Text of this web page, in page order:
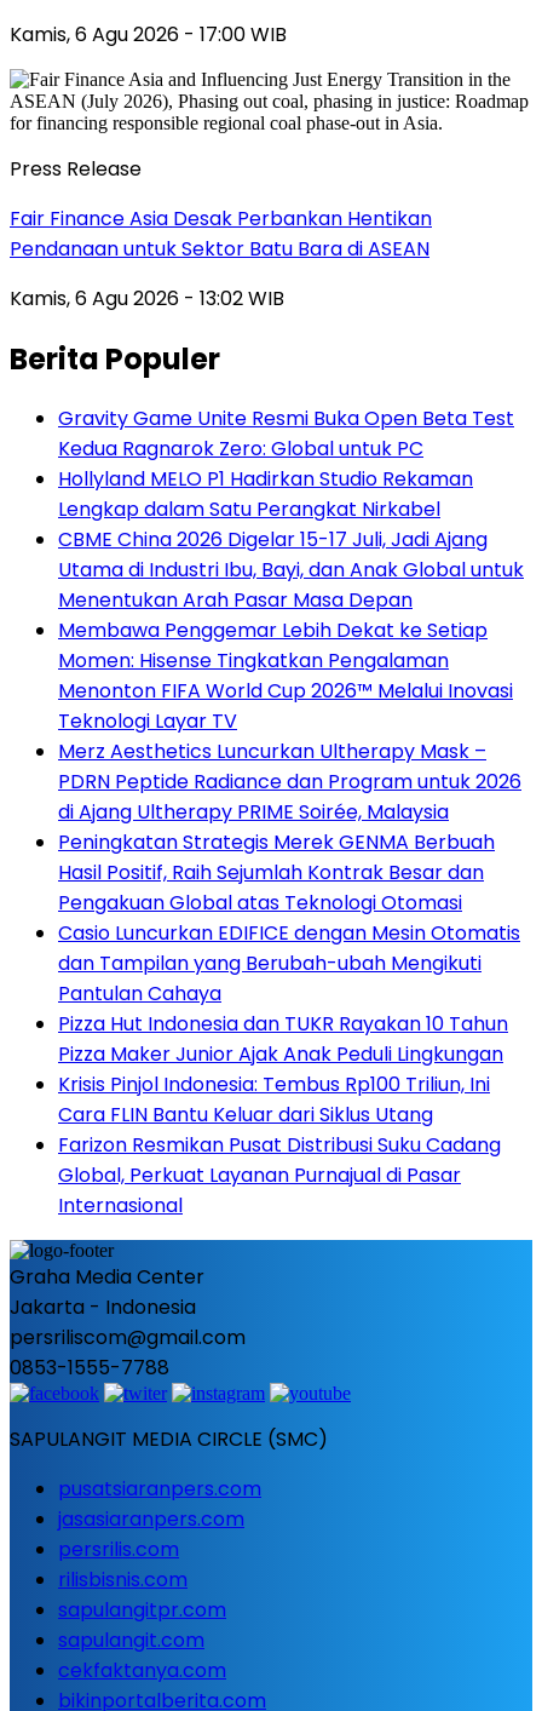
Kamis, 6 Agu 2026 - 17:00 WIB
Press Release
Fair Finance Asia Desak Perbankan Hentikan
Pendanaan untuk Sektor Batu Bara di ASEAN
Kamis, 6 Agu 2026 - 13:02 WIB
Berita Populer
Gravity Game Unite Resmi Buka Open Beta Test
Kedua Ragnarok Zero: Global untuk PC
Hollyland MELO P1 Hadirkan Studio Rekaman
Lengkap dalam Satu Perangkat Nirkabel
CBME China 2026 Digelar 15-17 Juli, Jadi Ajang
Utama di Industri Ibu, Bayi, dan Anak Global untuk
Menentukan Arah Pasar Masa Depan
Membawa Penggemar Lebih Dekat ke Setiap
Momen: Hisense Tingkatkan Pengalaman
Menonton FIFA World Cup 2026™ Melalui Inovasi
Teknologi Layar TV
Merz Aesthetics Luncurkan Ultherapy Mask –
PDRN Peptide Radiance dan Program untuk 2026
di Ajang Ultherapy PRIME Soirée, Malaysia
Peningkatan Strategis Merek GENMA Berbuah
Hasil Positif, Raih Sejumlah Kontrak Besar dan
Pengakuan Global atas Teknologi Otomasi
Casio Luncurkan EDIFICE dengan Mesin Otomatis
dan Tampilan yang Berubah-ubah Mengikuti
Pantulan Cahaya
Pizza Hut Indonesia dan TUKR Rayakan 10 Tahun
Pizza Maker Junior Ajak Anak Peduli Lingkungan
Krisis Pinjol Indonesia: Tembus Rp100 Triliun, Ini
Cara FLIN Bantu Keluar dari Siklus Utang
Farizon Resmikan Pusat Distribusi Suku Cadang
Global, Perkuat Layanan Purnajual di Pasar
Internasional
Graha Media Center
Jakarta - Indonesia
persriliscom@gmail.com
0853-1555-7788
SAPULANGIT MEDIA CIRCLE (SMC)
pusatsiaranpers.com
jasasiaranpers.com
persrilis.com
rilisbisnis.com
sapulangitpr.com
sapulangit.com
cekfaktanya.com
bikinportalberita.com